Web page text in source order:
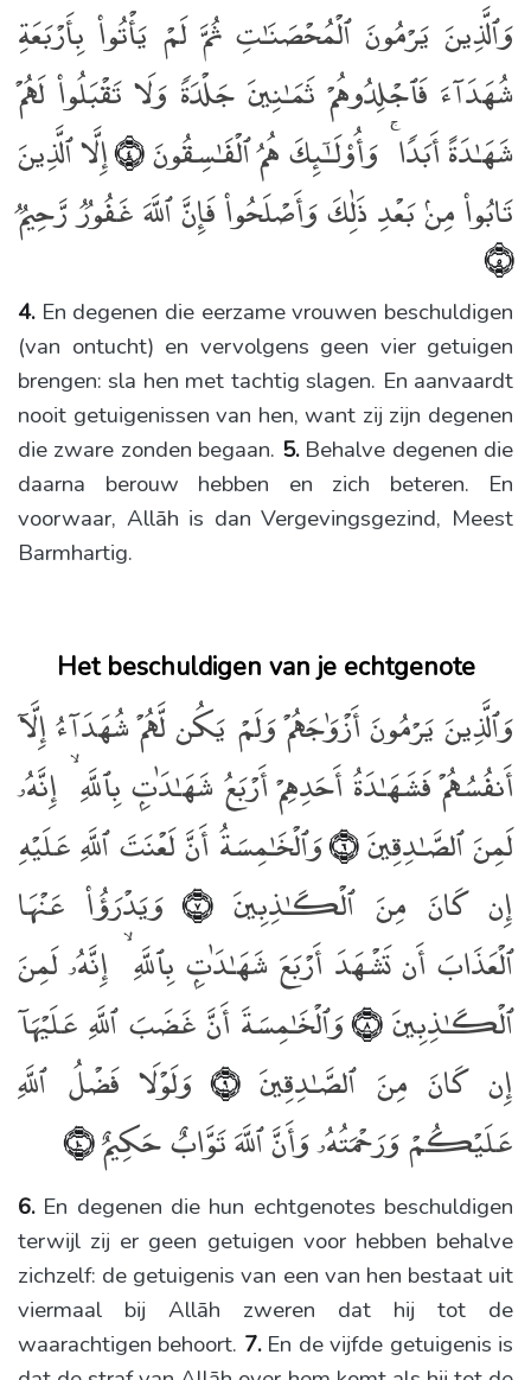
4. En degenen die eerzame vrouwen beschuldigen
(van ontucht) en vervolgens geen vier getuigen
brengen: sla hen met tachtig slagen. En aanvaardt
nooit getuigenissen van hen, want zij zijn degenen
die zware zonden begaan. 5. Behalve degenen die
daarna berouw hebben en zich beteren. En
voorwaar, Allāh is dan Vergevingsgezind, Meest
Barmhartig.
وَٱلَّذِينَ يَرْمُونَ ٱلْمُحْصَنَـٰتِ ثُمَّ لَمْ يَأْتُوا۟ بِأَرْبَعَةِ
شُهَدَآءَ فَٱجْلِدُوهُمْ ثَمَـٰنِينَ جَلْدَةًۭ وَلَا تَقْبَلُوا۟ لَهُمْ
شَهَـٰدَةً أَبَدًۭا ۚ وَأُو۟لَـٰٓئِكَ هُمُ ٱلْفَـٰسِقُونَ﴿٤﴾ إِلَّا ٱلَّذِينَ
تَابُوا۟ مِنۢ بَعْدِ ذَٰلِكَ وَأَصْلَحُوا۟ فَإِنَّ ٱللَّهَ غَفُورٌۭ رَّحِيمٌۭ
﴿٥﴾
Het beschuldigen van je echtgenote
6. En degenen die hun echtgenotes beschuldigen
terwijl zij er geen getuigen voor hebben behalve
zichzelf: de getuigenis van een van hen bestaat uit
viermaal bij Allāh zweren dat hij tot de
waarachtigen behoort. 7. En de vijfde getuigenis is
وَٱلَّذِينَ يَرْمُونَ أَزْوَٰجَهُمْ وَلَمْ يَكُن لَّهُمْ شُهَدَآءُ إِلَّآ
أَنفُسُهُمْ فَشَهَـٰدَةُ أَحَدِهِمْ أَرْبَعُ شَهَـٰدَٰتٍۭ بِٱللَّهِ ۙ إِنَّهُۥ
لَمِنَ ٱلصَّـٰدِقِينَ﴿٦﴾ وَٱلْخَـٰمِسَةُ أَنَّ لَعْنَتَ ٱللَّهِ عَلَيْهِ
إِن كَانَ مِنَ ٱلْكَـٰذِبِينَ﴿٧﴾
وَيَدْرَؤُا۟ عَنْهَا
ٱلْعَذَابَ أَن تَشْهَدَ أَرْبَعَ شَهَـٰدَٰتٍۭ بِٱللَّهِ ۙ إِنَّهُۥ لَمِنَ
ٱلْكَـٰذِبِينَ﴿٨﴾ وَٱلْخَـٰمِسَةَ أَنَّ غَضَبَ ٱللَّهِ عَلَيْهَآ
إِن كَانَ مِنَ ٱلصَّـٰدِقِينَ﴿٩﴾
وَلَوْلَا فَضْلُ ٱللَّهِ
عَلَيْكُمْ وَرَحْمَتُهُۥ وَأَنَّ ٱللَّهَ تَوَّابٌ حَكِيمٌ﴿١٠﴾